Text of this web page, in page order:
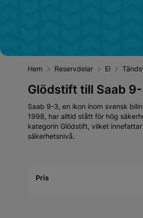
Hem Reservdelar El
Glödstift till Saab
Saab 9-3, en ikon inom svensk
1998, har alltid stått för hög
kategorin Glödstift, vilket
säkerhetsnivå.
Pris